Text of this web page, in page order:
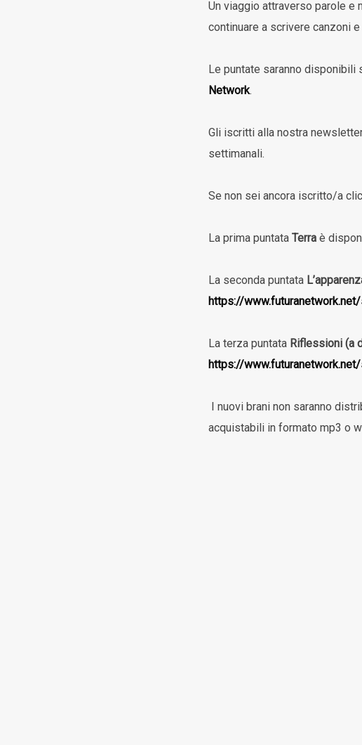
Un viaggio attraverso parole e
continuare a scrivere canzoni
Le puntate saranno disponibili
Network.
Gli iscritti alla nostra
settimanali.
Se non sei ancora iscritto/a
La prima puntata Terra è
La seconda puntata
https://
La terza puntata Riflessioni (a
https://
I nuovi brani non saranno
acquistabili in formato mp3 o